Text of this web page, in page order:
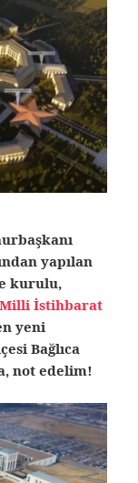
yapılan
kurulu,
Milli İstihbarat
yeni
Bağlıca
not edelim!